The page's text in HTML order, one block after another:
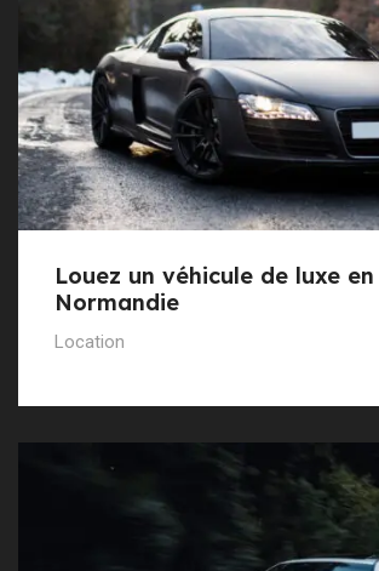
Louez un véhicule de luxe en
Normandie
Location